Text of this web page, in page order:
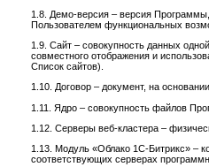
1.8. Демо-версия – версия Программы,
Пользователем функциональных
1.9. Сайт – совокупность данных
совместного отображения и
Список сайтов).
1.10. Договор – документ, на
1.11. Ядро – совокупность файлов
1.12. Серверы веб-кластера –
1.13. Модуль «Облако 1С-Битрикс» –
соответствующих серверах